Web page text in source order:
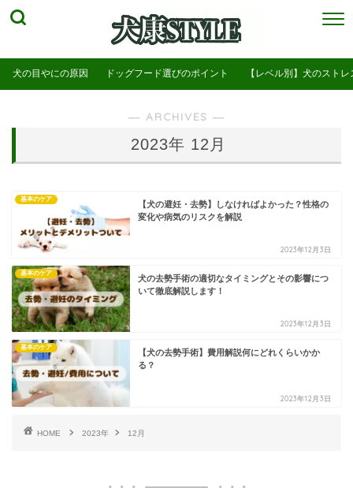
犬の目やにの原因 ドッグフード選びのポイント 【レベル別】犬のスト
― ARCHIVES ―
2023年 12月
基本のケア
【犬の避妊・去勢】しなければよかった？性格の
変化や病気のリスクを解説
2023年12月3日
基本のケア
犬の去勢手術の適切なタイミングとその影響につ
いて徹底解説します！
2023年12月3日
基本のケア
【犬の去勢手術】費用解説何にどれくらいかか
る？
2023年12月3日
HOME 2023年 12月